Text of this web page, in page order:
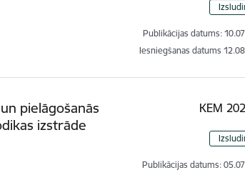
Publikācijas datums:
Iesniegšanas datums
pielāgošanās
izstrāde
KEM
Publikācijas datums: